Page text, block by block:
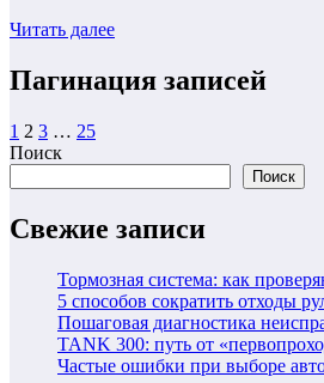
Читать далее
Пагинация записей
1 2 3 … 25
Поиск
Поиск
Свежие записи
Тормозная система: как
5 способов сократить отходы
Пошаговая диагностика
TANK 300: путь от
Частые ошибки при выборе